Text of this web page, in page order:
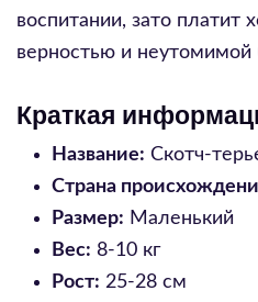
воспитании, зато платит
верностью и неутомимой
Краткая
Название: Скотч-
Страна
Размер: Маленький
Вес: 8-10 кг
Рост: 25-28 см